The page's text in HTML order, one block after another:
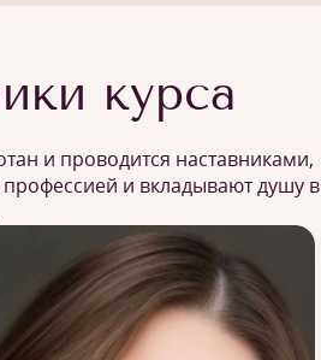
курса
и проводится наставниками,
профессией и вкладывают душу в